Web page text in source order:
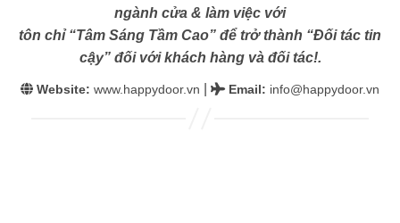
ngành cửa & làm việc với
tôn chỉ “Tâm Sáng Tầm Cao” để trở thành “Đối tác tin
cậy” đối với khách hàng và đối tác!.
Website: www.happydoor.vn Email: info@happydoor.vn